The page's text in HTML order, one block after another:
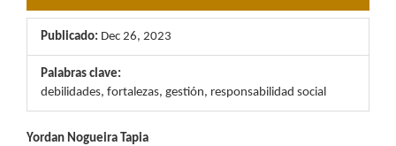
Publicado: Dec 26, 2023
Palabras clave:
debilidades, fortalezas, gestión, responsabilidad social
Yordan Nogueira Tapia